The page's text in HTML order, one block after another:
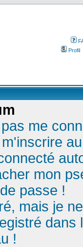
Profil
me
mon
passe !
mais je
!